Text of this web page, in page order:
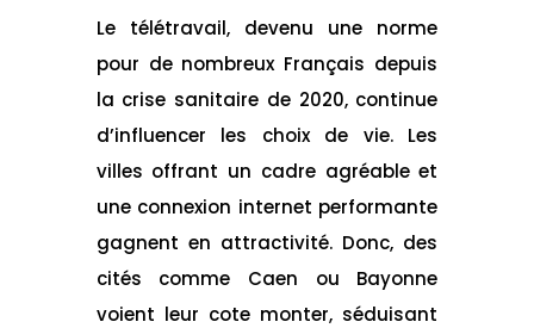
Le télétravail, devenu une norme
pour de nombreux Français depuis
la crise sanitaire de 2020, continue
d’influencer les choix de vie. Les
villes offrant un cadre agréable et
une connexion internet performante
gagnent en attractivité. Donc, des
cités comme Caen ou Bayonne
voient leur cote monter, séduisant